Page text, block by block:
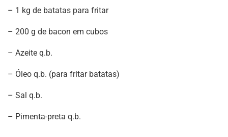
– 1 kg de batatas para fritar
– 200 g de bacon em cubos
– Azeite q.b.
– Óleo q.b. (para fritar batatas)
– Sal q.b.
– Pimenta-preta q.b.